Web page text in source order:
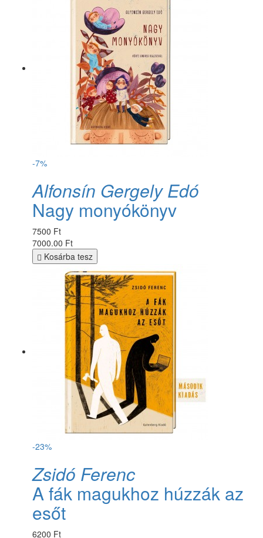
-7%
Alfonsín Gergely Edó
Nagy monyókönyv
7500 Ft
7000.00 Ft
Kosárba tesz
-23%
Zsidó Ferenc
A fák magukhoz húzzák az
esőt
6200 Ft